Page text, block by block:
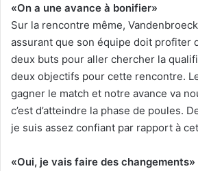
«On a une avance à bonifier»
Sur la rencontre même,
assurant que son équipe doit profiter
deux buts pour aller chercher la
deux objectifs pour cette rencontre.
gagner le match et notre avance va
c’est d’atteindre la phase de poules.
je suis assez confiant par rapport à
«Oui, je vais faire des changements»